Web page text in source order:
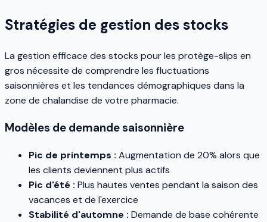
Stratégies de gestion des stocks
La gestion efficace des stocks pour les protège-slips en
gros nécessite de comprendre les fluctuations
saisonnières et les tendances démographiques dans la
zone de chalandise de votre pharmacie.
Modèles de demande saisonnière
Pic de printemps : Augmentation de 20% alors que
les clients deviennent plus actifs
Pic d'été : Plus hautes ventes pendant la saison des
vacances et de l'exercice
Stabilité d'automne : Demande de base cohérente